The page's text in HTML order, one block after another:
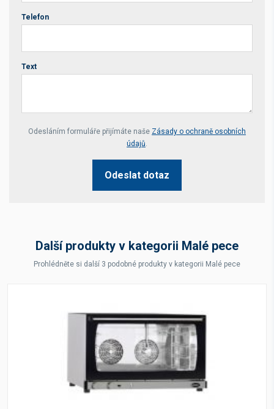
Telefon
Text
Your website *
Odesláním formuláře přijímáte naše Zásady o ochraně osobních
údajů.
Odeslat dotaz
Další produkty v kategorii Malé pece
Prohlédněte si další 3 podobné produkty v kategorii Malé pece